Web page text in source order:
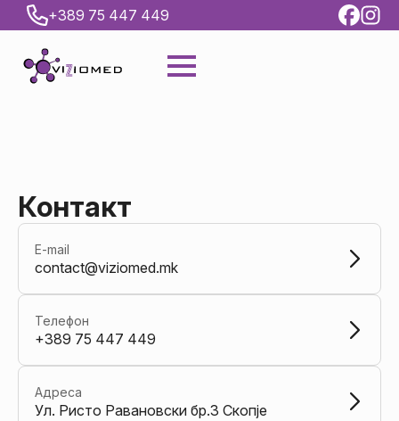
+389 75 447 449
Контакт
E-mail
contact@viziomed.mk
Телефон
+389 75 447 449
Адреса
Ул. Ристо Равановски бр.3 Скопје